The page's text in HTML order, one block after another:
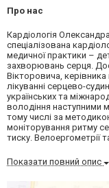
Про нас
Кардіологія
спеціалізована
медичної практики –
захворювань серця.
Вікторовича, керівника
лікуванні серцево-
українських та
володіння наступними
тому числі за
моніторування ритму
тиску. Велоергометрії
Показати повний опис